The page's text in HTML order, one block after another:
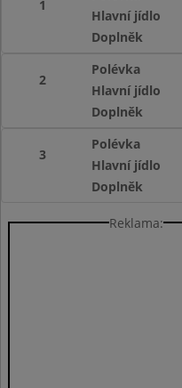
1
Hlavní jídlo
Doplněk
2
Polévka
Hlavní jídlo
Doplněk
3
Polévka
Hlavní jídlo
Doplněk
Reklama: